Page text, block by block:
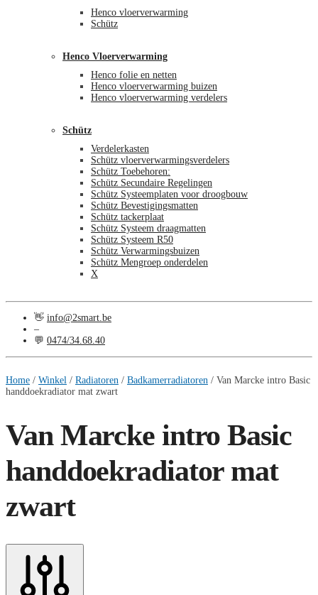
Henco vloerverwarming
Schütz
Henco Vloerverwarming
Henco folie en netten
Henco vloerverwarming buizen
Henco vloerverwarming verdelers
Schütz
Verdelerkasten
Schütz vloerverwarmingsverdelers
Schütz Toebehoren:
Schütz Secundaire Regelingen
Schütz Systeemplaten voor droogbouw
Schütz Bevestigingsmatten
Schütz tackerplaat
Schütz Systeem draagmatten
Schütz Systeem R50
Schütz Verwarmingsbuizen
Schütz Mengroep onderdelen
X
👋 info@2smart.be
–
💬 0474/34.68.40
Home / Winkel / Radiatoren / Badkamerradiatoren / Van Marcke intro Basic
handdoekradiator mat zwart
Van Marcke intro Basic
handdoekradiator mat
zwart